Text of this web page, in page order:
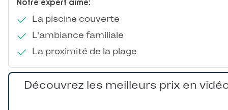
Notre expert aime:
La piscine couverte
L'ambiance familiale
La proximité de la plage
Découvrez les meilleurs prix en